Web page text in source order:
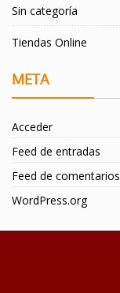
Sin categoría
Tiendas Online
META
Acceder
Feed de entradas
Feed de comentarios
WordPress.org